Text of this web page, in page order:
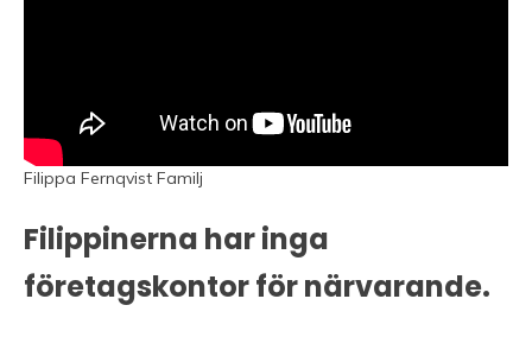
Filippa Fernqvist Familj
Filippinerna har inga
företagskontor för närvarande.